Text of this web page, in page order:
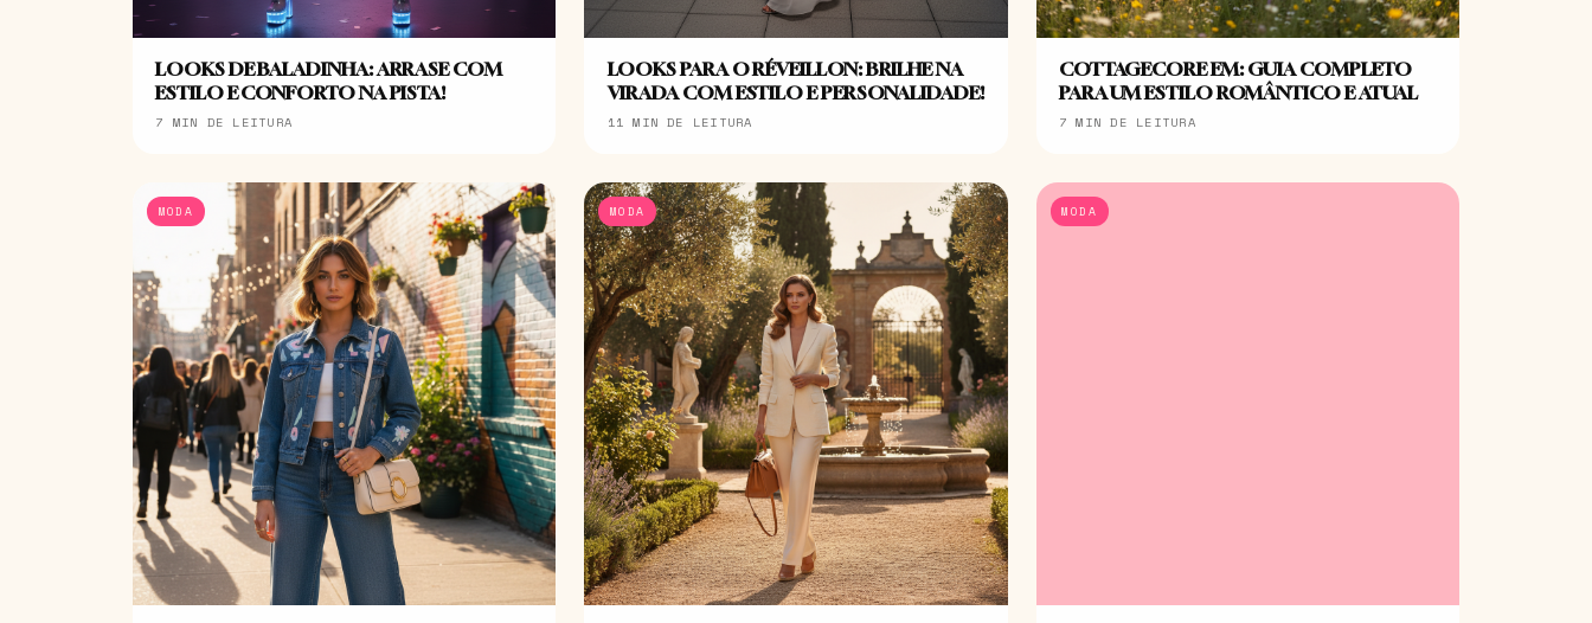
LOOKS DE BALADINHA: ARRASE COM
ESTILO E CONFORTO NA PISTA!
7 MIN DE LEITURA
LOOKS PARA O RÉVEILLON: BRILHE NA
VIRADA COM ESTILO E PERSONALIDADE!
11 MIN DE LEITURA
COTTAGECORE EM: GUIA COMPLETO
PARA UM ESTILO ROMÂNTICO E ATUAL
7 MIN DE LEITURA
MODA MODA MODA